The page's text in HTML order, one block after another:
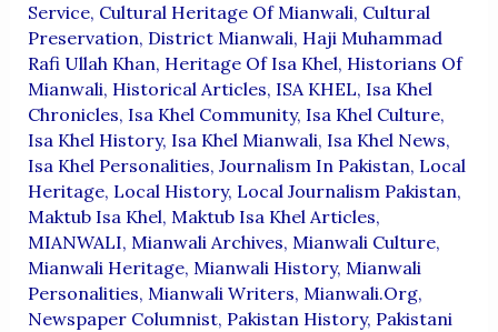
Service, Cultural Heritage Of Mianwali, Cultural
Preservation, District Mianwali, Haji Muhammad
Rafi Ullah Khan, Heritage Of Isa Khel, Historians Of
Mianwali, Historical Articles, ISA KHEL, Isa Khel
Chronicles, Isa Khel Community, Isa Khel Culture,
Isa Khel History, Isa Khel Mianwali, Isa Khel News,
Isa Khel Personalities, Journalism In Pakistan, Local
Heritage, Local History, Local Journalism Pakistan,
Maktub Isa Khel, Maktub Isa Khel Articles,
MIANWALI, Mianwali Archives, Mianwali Culture,
Mianwali Heritage, Mianwali History, Mianwali
Personalities, Mianwali Writers, Mianwali.org,
Newspaper Columnist, Pakistan History, Pakistani